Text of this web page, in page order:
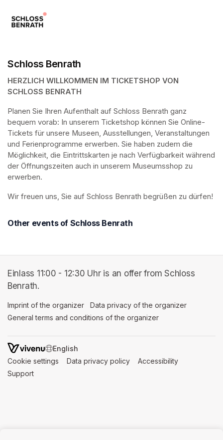
Schloss Benrath
HERZLICH WILLKOMMEN IM TICKETSHOP VON
SCHLOSS BENRATH
Planen Sie Ihren Aufenthalt auf Schloss Benrath ganz
bequem vorab: In unserem Ticketshop können Sie Online-
Tickets für unsere Museen, Ausstellungen, Veranstaltungen
und Ferienprogramme erwerben. Sie haben zudem die
Möglichkeit, die Eintrittskarten je nach Verfügbarkeit während
der Öffnungszeiten auch in unserem Museumsshop zu
erwerben.
Wir freuen uns, Sie auf Schloss Benrath begrüßen zu dürfen!
Other events of Schloss Benrath
Einlass 11:00 - 12:30 Uhr is an offer from Schloss
Benrath.
Imprint of the organizer (opens in a new tab)
Data privacy of the organizer
General terms and conditions of the organizer
SWITCH LANGUAGE
Cookie settings (opens in a new tab)
Data privacy policy (opens in a new tab)
Accessibility
Support